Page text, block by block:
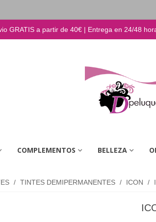
GRATIS a partir de 40€ | Entrega en 24/48
COMPLEMENTOS BELLEZA
/ TINTES DEMIPERMANENTES / ICON /